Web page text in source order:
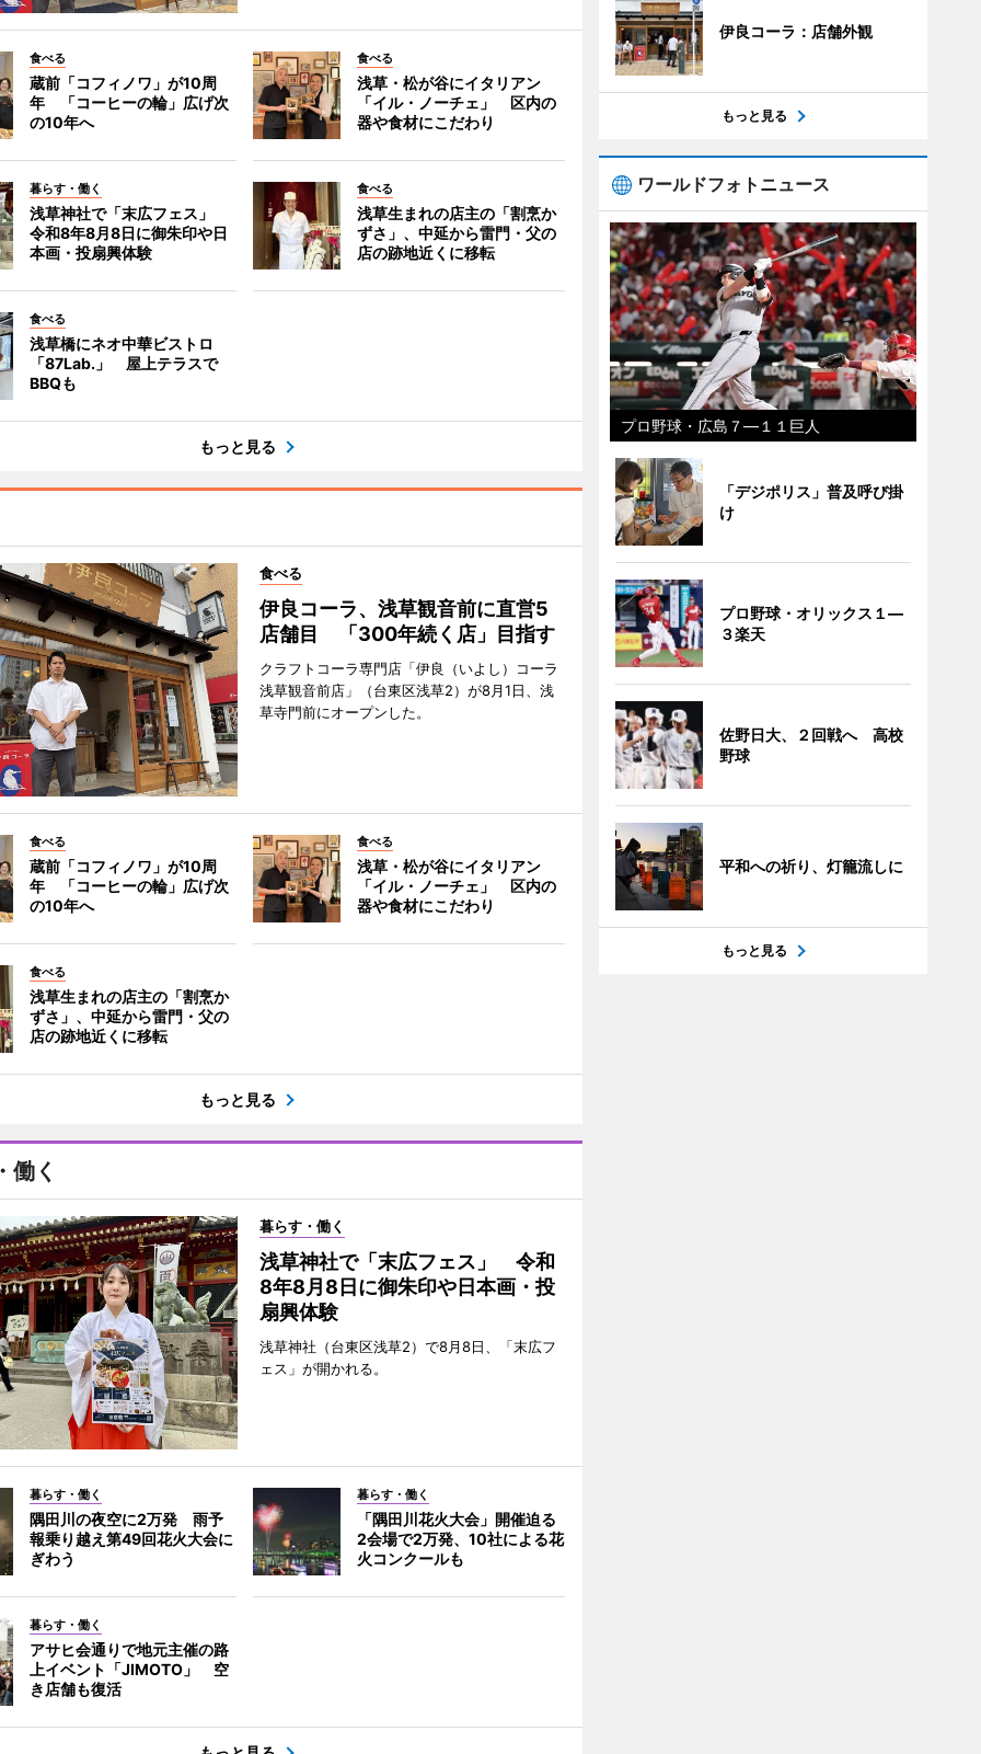
食べる
蔵前「コフィノワ」が10周
年 「コーヒーの輪」広げ次
の10年へ
食べる
浅草・松が谷にイタリアン
「イル・ノーチェ」 区内の
器や食材にこだわり
暮らす・働く
浅草神社で「末広フェス」
令和8年8月8日に御朱印や日
本画・投扇興体験
食べる
浅草生まれの店主の「割烹か
ずさ」、中延から雷門・父の
店の跡地近くに移転
食べる
浅草橋にネオ中華ビストロ
「87Lab.」 屋上テラスで
BBQも
もっと見る
食べる
伊良コーラ、浅草観音前に直営5
店舗目 「300年続く店」目指す
クラフトコーラ専門店「伊良（いよし）コーラ
浅草観音前店」（台東区浅草2）が8月1日、浅
草寺門前にオープンした。
食べる
蔵前「コフィノワ」が10周
年 「コーヒーの輪」広げ次
の10年へ
食べる
浅草・松が谷にイタリアン
「イル・ノーチェ」 区内の
器や食材にこだわり
食べる
浅草生まれの店主の「割烹か
ずさ」、中延から雷門・父の
店の跡地近くに移転
もっと見る
働く
暮らす・働く
浅草神社で「末広フェス」 令和
8年8月8日に御朱印や日本画・投
扇興体験
浅草神社（台東区浅草2）で8月8日、「末広フ
ェス」が開かれる。
暮らす・働く
隅田川の夜空に2万発 雨予
報乗り越え第49回花火大会に
ぎわう
暮らす・働く
「隅田川花火大会」開催迫る
2会場で2万発、10社による花
火コンクールも
暮らす・働く
アサヒ会通りで地元主催の路
上イベント「JIMOTO」 空
き店舗も復活
伊良コーラ：店舗外観
もっと見る
ワールドフォトニュース
プロ野球・広島７―１１巨人
「デジポリス」普及呼び掛
け
プロ野球・オリックス１―
３楽天
佐野日大、２回戦へ 高校
野球
平和への祈り、灯籠流しに
もっと見る